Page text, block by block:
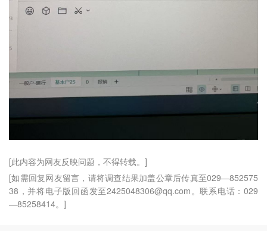
[此内容为网友反映问题，不得转载。]
[如需回复网友留言，请将调查结果加盖公章后传真至029—852575
38，并将电子版回函发至2425048306@qq.com。联系电话：029
—85258414。]